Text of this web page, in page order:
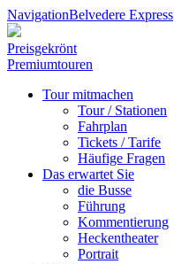
NavigationBelvedere Express
Preisgekrönt
Premiumtouren
Tour mitmachen
Tour / Stationen
Fahrplan
Tickets / Tarife
Häufige Fragen
Das erwartet Sie
die Busse
Führung
Kommentierung
Heckentheater
Portrait